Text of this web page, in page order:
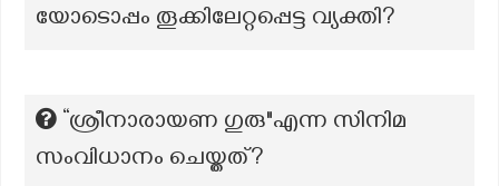
യോടൊപ്പം തൂക്കിലേറ്റപ്പെട്ട വ്യക്തി?
“ശ്രീനാരായണ ഗുരു"എന്ന സിനിമ
സംവിധാനം ചെയ്തത്?